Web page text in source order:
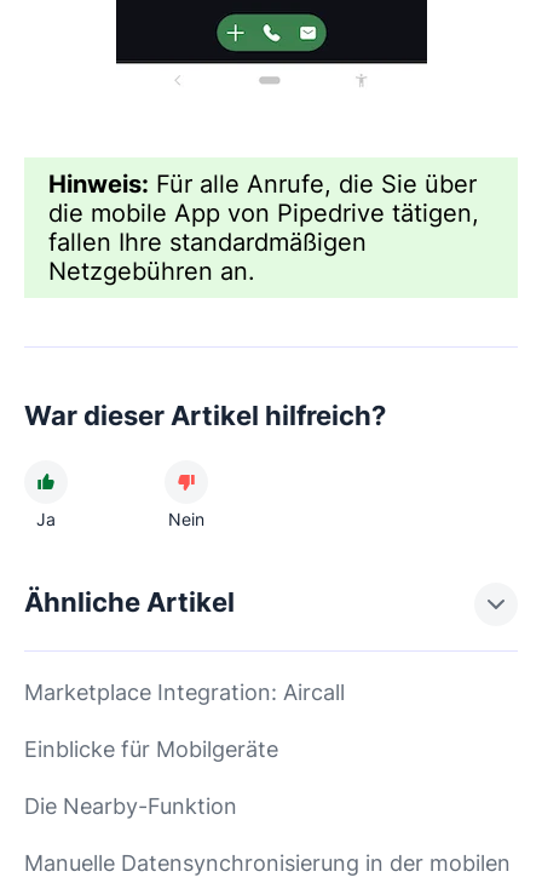
Hinweis: Für alle Anrufe, die Sie über
die mobile App von Pipedrive tätigen,
fallen Ihre standardmäßigen
Netzgebühren an.
War dieser Artikel hilfreich?
Ja Nein
Ähnliche Artikel
Marketplace Integration: Aircall
Einblicke für Mobilgeräte
Die Nearby-Funktion
Manuelle Datensynchronisierung in der mobilen